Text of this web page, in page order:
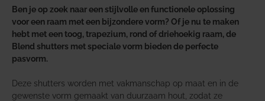
Ben je op zoek naar een stijlvolle en functionele oplossing
voor een raam met een bijzondere vorm? Of je nu te maken
hebt met een toog, trapezium, rond of driehoekig raam, de
Blend shutters met speciale vorm bieden de perfecte
pasvorm.
Deze shutters worden met vakmanschap op maat en in de
gewenste vorm gemaakt van duurzaam hout, zodat ze